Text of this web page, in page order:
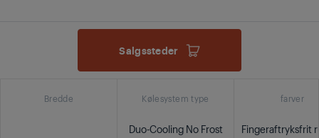
Salgssteder
Bredde Kølesystem type
Duo-Cooling No Frost
farver
Fingeraftryksfrit